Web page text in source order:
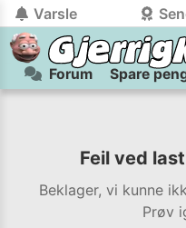
Varsle
gjerrigknark.com ved å
Logg inn med Vipps
Forum Spare
Feil ved
Beklager, vi kunne
Prøv